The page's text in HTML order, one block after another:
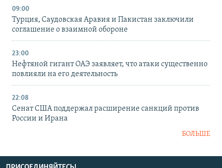
09:00
Турция, Саудовская Аравия и Пакистан заключили
соглашение о взаимной обороне
23:00
Нефтяной гигант ОАЭ заявляет, что атаки существенно
повлияли на его деятельность
22:08
Сенат США поддержал расширение санкций против
России и Ирана
БОЛЬШЕ